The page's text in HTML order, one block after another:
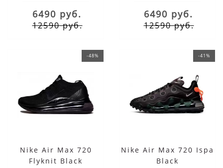
6490 руб.
12590 руб.
6490 руб.
12590 руб.
-48%
Nike Air Max 720
Flyknit Black
-41%
Nike Air Max 720 Ispa
Black